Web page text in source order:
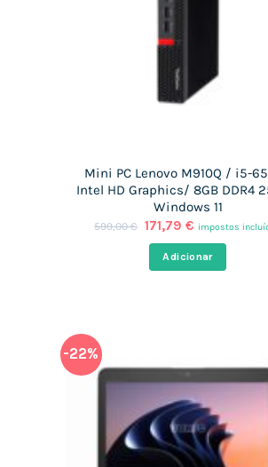
Mini PC Lenovo M910Q / i5-
Intel HD Graphics/ 8GB DDR4
Windows 11
599,00€ O
original
era:
171,79 €O
preço
atual
é:
impostos
Adicionar
-22%